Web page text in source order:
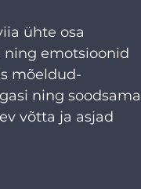
ühte osa
ning emotsioonid
mõeldud-
ning soodsama
võtta ja asjad